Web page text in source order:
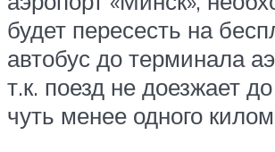
будет пересесть на
автобус до терминала
т.к. поезд не доезжает
чуть менее одного